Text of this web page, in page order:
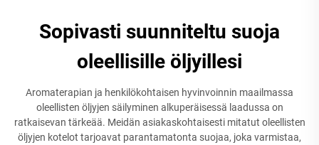
Sopivasti suunniteltu suoja
oleellisille öljyillesi
Aromaterapian ja henkilökohtaisen hyvinvoinnin maailmassa
oleellisten öljyjen säilyminen alkuperäisessä laadussa on
ratkaisevan tärkeää. Meidän asiakaskohtaisesti mitatut oleellisten
öljyjen kotelot tarjoavat parantamatonta suojaa, joka varmistaa,